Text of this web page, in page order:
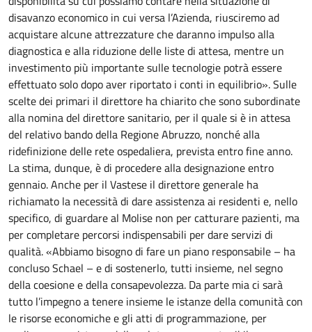
disavanzo economico in cui versa l’Azienda, riusciremo ad
acquistare alcune attrezzature che daranno impulso alla
diagnostica e alla riduzione delle liste di attesa, mentre un
investimento più importante sulle tecnologie potrà essere
effettuato solo dopo aver riportato i conti in equilibrio». Sulle
scelte dei primari il direttore ha chiarito che sono subordinate
alla nomina del direttore sanitario, per il quale si è in attesa
del relativo bando della Regione Abruzzo, nonché alla
ridefinizione delle rete ospedaliera, prevista entro fine anno.
La stima, dunque, è di procedere alla designazione entro
gennaio. Anche per il Vastese il direttore generale ha
richiamato la necessità di dare assistenza ai residenti e, nello
specifico, di guardare al Molise non per catturare pazienti, ma
per completare percorsi indispensabili per dare servizi di
qualità. «Abbiamo bisogno di fare un piano responsabile – ha
concluso Schael – e di sostenerlo, tutti insieme, nel segno
della coesione e della consapevolezza. Da parte mia ci sarà
tutto l’impegno a tenere insieme le istanze della comunità con
le risorse economiche e gli atti di programmazione, per